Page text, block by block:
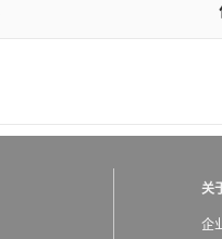
关
企